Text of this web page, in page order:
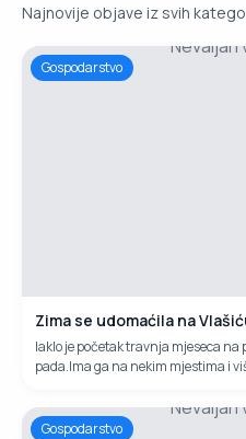
Najnovije objave iz svih
Nevaljan
Gospodarstvo
Zima se udomaćila na
Iaklo je početak travnja mjeseca
pada.Ima ga na nekim mjestima i
Nevaljan
Gospodarstvo